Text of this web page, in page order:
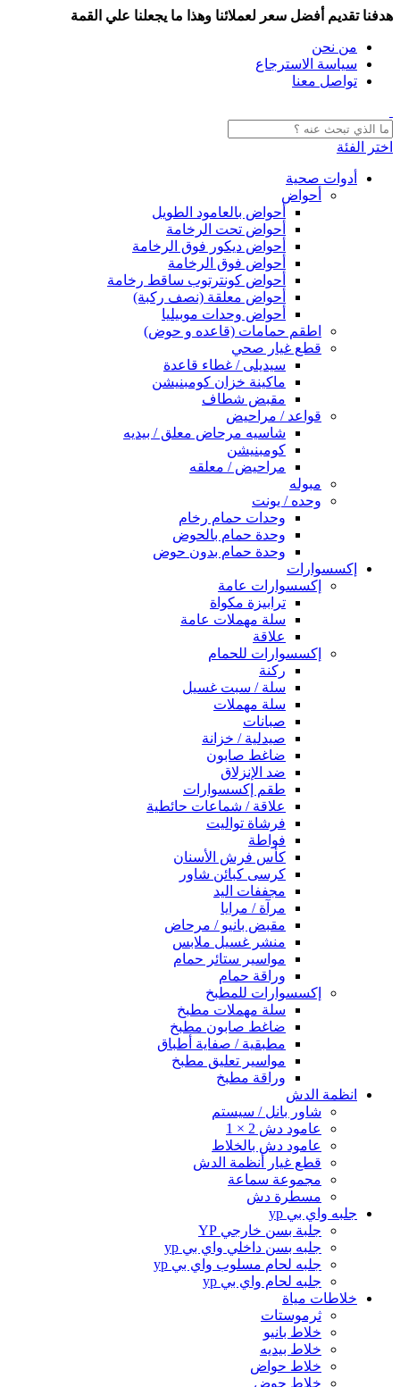
هدفنا تقديم أفضل سعر لعملائنا وهذا ما يجعلنا علي القمة
من نحن
سياسة الاسترجاع
تواصل معنا
اختر الفئة
أدوات صحية
أحواض
أحواض بالعامود الطويل
أحواض تحت الرخامة
أحواض ديكور فوق الرخامة
أحواض فوق الرخامة
أحواض كونترتوب ساقط رخامة
أحواض معلقة (نصف ركبة)
أحواض وحدات موبيليا
اطقم حمامات (قاعده و حوض)
قطع غيار صحي
سيديلى / غطاء قاعدة
ماكينة خزان كومبنيشن
مقبض شطاف
قواعد / مراحيض
شاسيه مرحاض معلق / بيديه
كومبنيشن
مراحيض / معلقه
مبوله
وحده / يونت
وحدات حمام رخام
وحدة حمام بالحوض
وحدة حمام بدون حوض
إكسسوارات
إكسسوارات عامة
ترابيزة مكواة
سلة مهملات عامة
علاقة
إكسسوارات للحمام
ركنة
سلة / سبت غسيل
سلة مهملات
صبانات
صيدلية / خزانة
ضاغط صابون
ضد الإنزلاق
طقم إكسسوارات
علاقة / شماعات حائطية
فرشاة تواليت
فواطة
كأس فرش الأسنان
كرسى كبائن شاور
مجففات اليد
مرآة / مرايا
مقبض بانيو / مرحاض
منشر غسيل ملابس
مواسير ستائر حمام
وراقة حمام
إكسسوارات للمطبخ
سلة مهملات مطبخ
ضاغط صابون مطبخ
مطبقية / صفاية أطباق
مواسير تعليق مطبخ
وراقة مطبخ
انظمة الدش
شاور بانل / سيستم
عامود دش 2 × 1
عامود دش بالخلاط
قطع غيار أنظمة الدش
مجموعة سماعة
مسطرة دش
جلبه واي بي yp
جلبة بسن خارجي YP
جلبه بسن داخلي واي بي yp
جلبه لحام مسلوب واي بي yp
جلبه لحام واي بي yp
خلاطات مياة
ثرموستات
خلاط بانيو
خلاط بيديه
خلاط حواض
خلاط حوض